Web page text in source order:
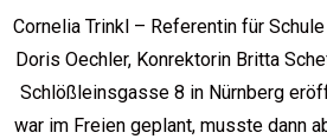
Cornelia Trinkl – Referentin für
Doris Oechler, Konrektorin Britta
Schlößleinsgasse 8 in Nürnberg
war im Freien geplant, musste dann